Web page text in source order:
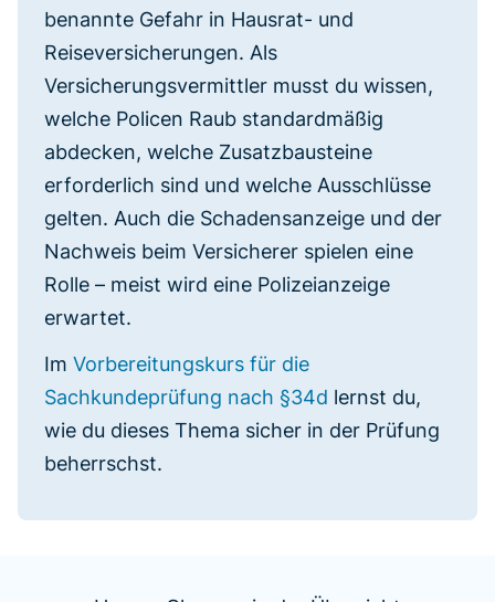
benannte Gefahr in Hausrat- und
Reiseversicherungen. Als
Versicherungsvermittler musst du wissen,
welche Policen Raub standardmäßig
abdecken, welche Zusatzbausteine
erforderlich sind und welche Ausschlüsse
gelten. Auch die Schadensanzeige und der
Nachweis beim Versicherer spielen eine
Rolle – meist wird eine Polizeianzeige
erwartet.
Im Vorbereitungskurs für die
Sachkundeprüfung nach §34d lernst du,
wie du dieses Thema sicher in der Prüfung
beherrschst.